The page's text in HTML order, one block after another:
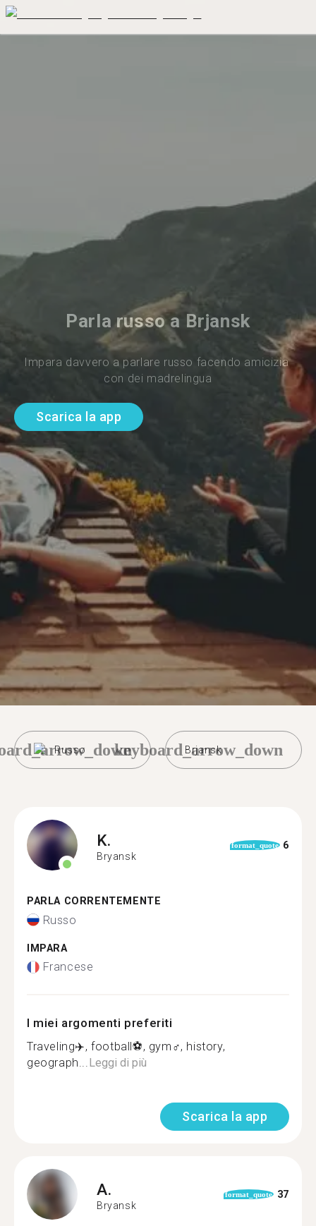
Parla russo a Brjansk
Impara davvero a parlare russo facendo amicizia
con dei madrelingua
Scarica la app
Russo Brjansk
keyboard_arrow_down
K.
Bryansk
format_quote 6
PARLA CORRENTEMENTE
Russo
IMPARA
Francese
I miei argomenti preferiti
Traveling✈️, football⚽️, gym‍♂️, history,
geograph...Leggi di più
Scarica la app
A.
Bryansk
format_quote 37